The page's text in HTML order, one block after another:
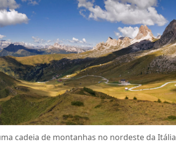
cadeia de montanhas no nordeste da Itália